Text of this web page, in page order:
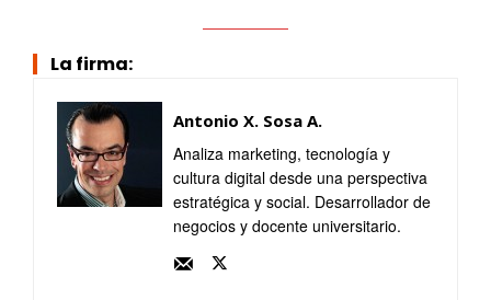
La firma:
Antonio X. Sosa A.
Analiza marketing, tecnología y
cultura digital desde una perspectiva
estratégica y social. Desarrollador de
negocios y docente universitario.